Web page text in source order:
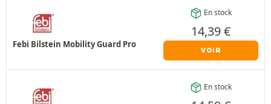
Febi Bilstein Mobility Guard Pro
En stock
14,39€
VOIR
En stock